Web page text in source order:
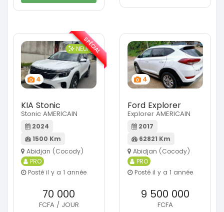
4
NEUF
KIA Stonic
Stonic AMERICAIN
2024
1500 Km
Abidjan (Cocody)
PRO
Posté il y a 1 année
70 000
FCFA / JOUR
SPÉCIAL
4
Ford Explorer
Explorer AMERICAIN
2017
62821 Km
Abidjan (Cocody)
PRO
Posté il y a 1 année
9 500 000
FCFA